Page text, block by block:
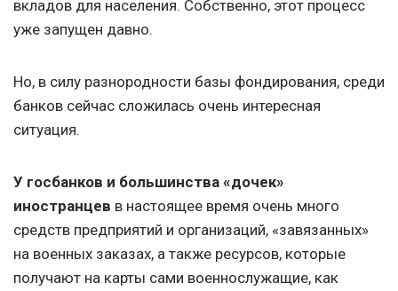
вкладов для населения. Собственно, этот процесс
уже запущен давно.
Но, в силу разнородности базы фондирования, среди
банков сейчас сложилась очень интересная
ситуация.
У госбанков и большинства «дочек»
иностранцев в настоящее время очень много
средств предприятий и организаций, «завязанных»
на военных заказах, а также ресурсов, которые
получают на карты сами военнослужащие, как